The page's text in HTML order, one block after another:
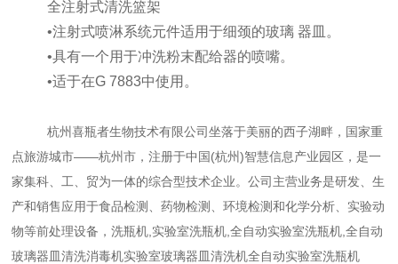
全注射式清洗篮架
•注射式喷淋系统元件适用于细颈的玻璃 器皿。
•具有一个用于冲洗粉末配给器的喷嘴。
•适于在G 7883中使用。
杭州喜瓶者生物技术有限公司坐落于美丽的西子湖畔，国家重
点旅游城市——杭州市，注册于中国(杭州)智慧信息产业园区，是一
家集科、工、贸为一体的综合型技术企业。公司 主营业务是研发、生
产和销售应用于食品检测、药物检测、环境检测和化学分析、实验动
物等前处理设备，洗瓶机,实验室洗瓶机,全自动实验室洗瓶机,全自动
玻璃器皿清洗消毒机实验室玻璃器皿清洗机全自动实验室洗瓶机